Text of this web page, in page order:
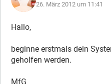
26. März 2012 um 11:41
Hallo,
beginne erstmals dein
geholfen werden.
MfG